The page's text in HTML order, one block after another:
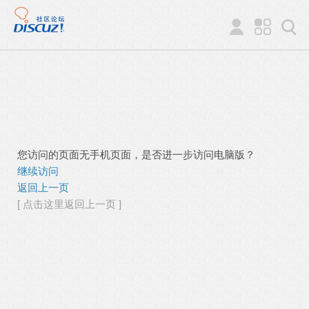
您访问的页面无手机页面，是否进一步访问电脑版？
继续访问
返回上一页
[ 点击这里返回上一页 ]